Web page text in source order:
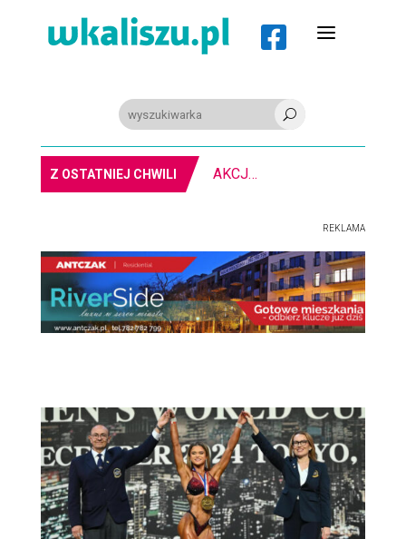
 a
U
Z OSTATNIEJ CHWILI PIŁKA RĘCZNA. Nowa
REKLAMA